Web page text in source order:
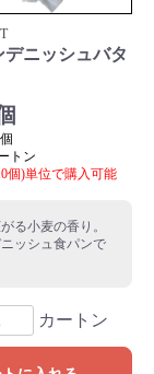
デニッシュバタ
トン
個)単位で購入可能
る小麦の香り。
ッシュ食パンで
カートン